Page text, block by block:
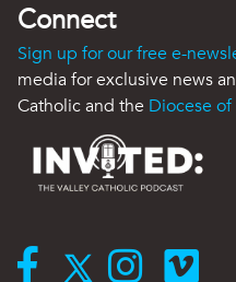
Connect
Sign up for our free e-
media for exclusive news
Catholic and the Diocese